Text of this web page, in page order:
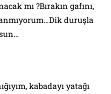
mı ?Bırakın gafını,
duruşla
kabadayı yatağı